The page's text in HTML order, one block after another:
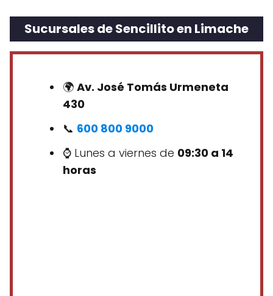
Sucursales de Sencillito en Limache
🌍 Av. José Tomás Urmeneta
430
📞 600 800 9000
⌚ Lunes a viernes de 09:30 a 14
horas